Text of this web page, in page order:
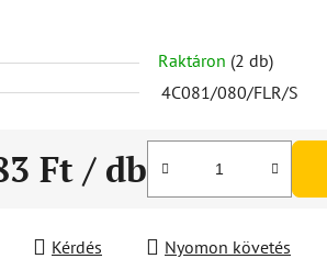
Raktáron (2 db)
4C081/080/FLR/S
Ft / db
Kérdés Nyomon követés